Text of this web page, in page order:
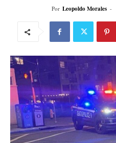
Por Leopoldo Morales -